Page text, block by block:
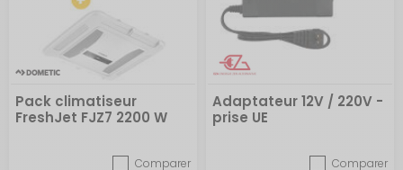
Pack climatiseur
FreshJet FJZ7 2200 W
Comparer
Adaptateur 12V / 220V -
prise UE
Comparer